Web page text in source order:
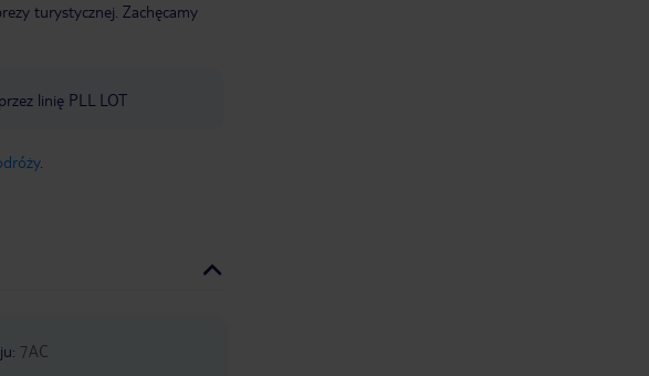
turystycznej. Zachęcamy
linię PLL LOT
.
: 7AC